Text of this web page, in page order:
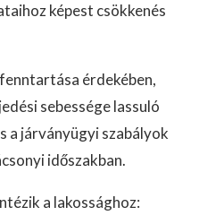
képest csökkenés
érdekében,
sebessége lassuló
a járványügyi szabályok
időszakban.
a lakossághoz: